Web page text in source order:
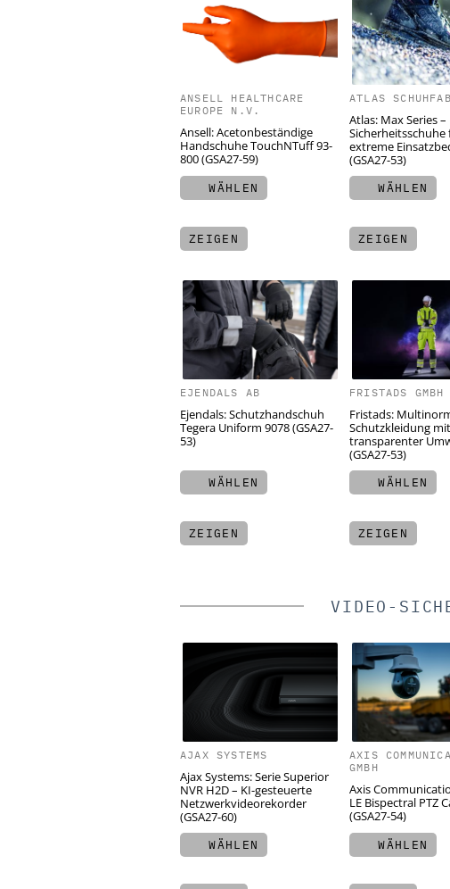
ANSELL HEALTHCARE
EUROPE N.V.
Ansell: Acetonbeständige
Handschuhe TouchNTuff 93-
800 (GSA27-59)
WÄHLEN
ZEIGEN
ATLAS
Atlas: Max Series –
Sicherheitsschuhe
extreme
(GSA27-53)
WÄHLEN
ZEIGEN
EJENDALS AB
Ejendals: Schutzhandschuh
Tegera Uniform 9078 (GSA27-
53)
WÄHLEN
ZEIGEN
FRISTADS GMBH
Fristads:
Schutzkleidung mit
transparenter
(GSA27-53)
WÄHLEN
ZEIGEN
VIDEO-
AJAX SYSTEMS
Ajax Systems: Serie Superior
NVR H2D – KI-gesteuerte
Netzwerkvideorekorder
(GSA27-60)
WÄHLEN
AXIS
GMBH
Axis
LE Bispectral PTZ
(GSA27-54)
WÄHLEN